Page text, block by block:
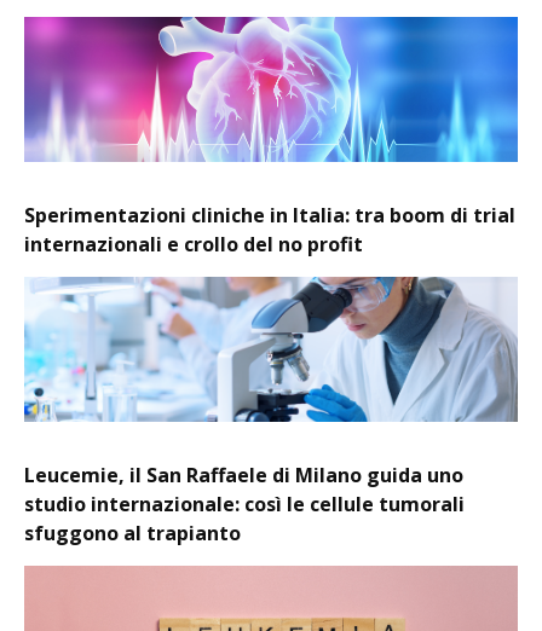
Sperimentazioni cliniche in Italia: tra boom di trial
internazionali e crollo del no profit
Leucemie, il San Raffaele di Milano guida uno
studio internazionale: così le cellule tumorali
sfuggono al trapianto